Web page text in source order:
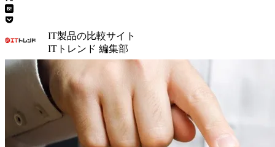
IT製品の比較サイト
ITトレンド 編集部